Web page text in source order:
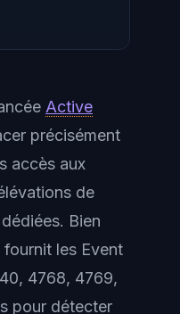
Active
précisément
accès aux
de
Bien
les Event
4768, 4769,
pour détecter